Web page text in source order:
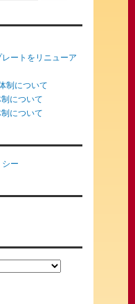
ートをリニューア
制について
について
について
ー